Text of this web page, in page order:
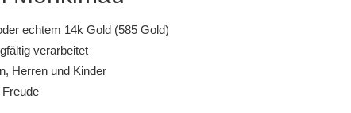
echtem 14k Gold (585 Gold)
verarbeitet
Herren und Kinder